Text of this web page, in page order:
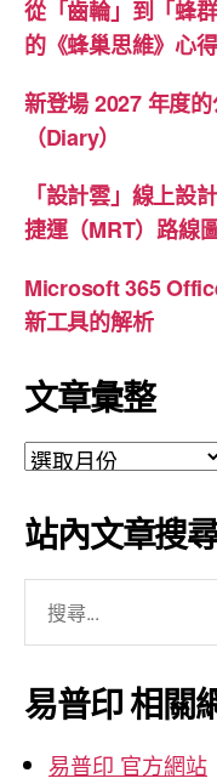
從「齒輪」到「蜂
的《蜂巢思維》心得
新登場 2027 年度
（Diary）
「設計雲」線上設
捷運（MRT）路線
Microsoft 365
新工具的解析
文章彙整
文
彙
整
站內文章搜
關
鍵
字:
易普印 相關
易普印 官方網站